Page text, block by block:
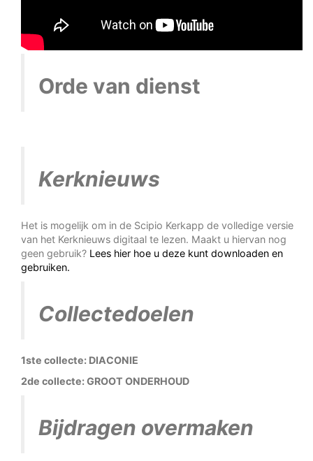
Orde van dienst
Kerknieuws
Het is mogelijk om in de Scipio Kerkapp de volledige versie
van het Kerknieuws digitaal te lezen. Maakt u hiervan nog
geen gebruik? Lees hier hoe u deze kunt downloaden en
gebruiken.
Collectedoelen
1ste collecte: DIACONIE
2de collecte: GROOT ONDERHOUD
Bijdragen overmaken